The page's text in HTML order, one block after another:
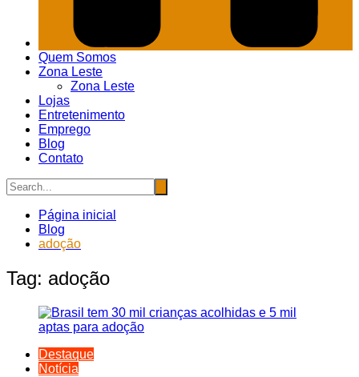
Quem Somos
Zona Leste
Zona Leste
Lojas
Entretenimento
Emprego
Blog
Contato
Página inicial
Blog
adoção
Tag: adoção
Destaque
Notícia